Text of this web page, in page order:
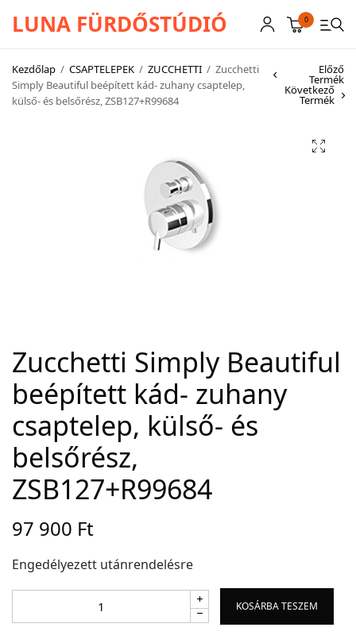
LUNA FÜRDŐSTÚDIÓ 0
Kezdőlap / CSAPTELEPEK / ZUCCHETTI / Zucchetti
Simply Beautiful beépített kád- zuhany csaptelep,
külső- és belsőrész, ZSB127+R99684
Előző
Termék
Következő
Termék
Zucchetti Simply Beautiful
beépített kád- zuhany
csaptelep, külső- és
belsőrész,
ZSB127+R99684
97 900 Ft
Engedélyezett utánrendelésre
KOSÁRBA TESZEM
CSAPTELEPEK
AKCIÓS TERMÉKEK
Adatvédelem
Garancia érvényesítése
Általános Szerződési Feltételek
Copyright © 2021